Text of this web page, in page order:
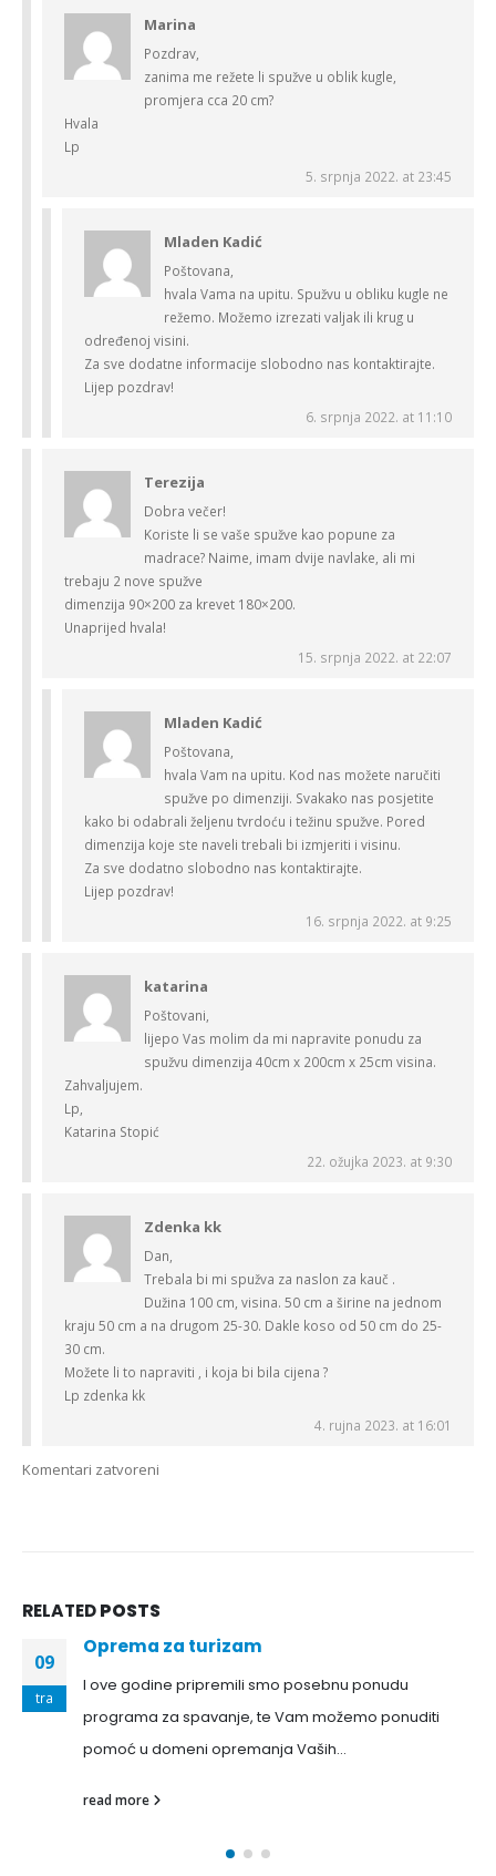
Marina
Pozdrav,
zanima me režete li spužve u oblik kugle,
promjera cca 20 cm?
Hvala
Lp
5. srpnja 2022. at 23:45
Mladen Kadić
Poštovana,
hvala Vama na upitu. Spužvu u obliku kugle ne
režemo. Možemo izrezati valjak ili krug u
određenoj visini.
Za sve dodatne informacije slobodno nas kontaktirajte.
Lijep pozdrav!
6. srpnja 2022. at 11:10
Terezija
Dobra večer!
Koriste li se vaše spužve kao popune za
madrace? Naime, imam dvije navlake, ali mi
trebaju 2 nove spužve
dimenzija 90×200 za krevet 180×200.
Unaprijed hvala!
15. srpnja 2022. at 22:07
Mladen Kadić
Poštovana,
hvala Vam na upitu. Kod nas možete naručiti
spužve po dimenziji. Svakako nas posjetite
kako bi odabrali željenu tvrdoću i težinu spužve. Pored
dimenzija koje ste naveli trebali bi izmjeriti i visinu.
Za sve dodatno slobodno nas kontaktirajte.
Lijep pozdrav!
16. srpnja 2022. at 9:25
katarina
Poštovani,
lijepo Vas molim da mi napravite ponudu za
spužvu dimenzija 40cm x 200cm x 25cm visina.
Zahvaljujem.
Lp,
Katarina Stopić
22. ožujka 2023. at 9:30
Zdenka kk
Dan,
Trebala bi mi spužva za naslon za kauč .
Dužina 100 cm, visina. 50 cm a širine na jednom
kraju 50 cm a na drugom 25-30. Dakle koso od 50 cm do 25-
30 cm.
Možete li to napraviti , i koja bi bila cijena ?
Lp zdenka kk
4. rujna 2023. at 16:01
Komentari zatvoreni
RELATEDPOSTS
09
tra
Oprema za turizam
I ove godine pripremili smo posebnu ponudu
programa za spavanje, te Vam možemo ponuditi
pomoć u domeni opremanja Vaših...
read more